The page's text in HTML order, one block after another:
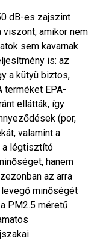
dB-es zajszint
amikor nem
sem kavarnak
is: az
a kütyü biztos,
terméket EPA-
ellátták, így
(por,
valamint a
a légtisztító
hanem
az arra
minőségét
PM2.5 méretű